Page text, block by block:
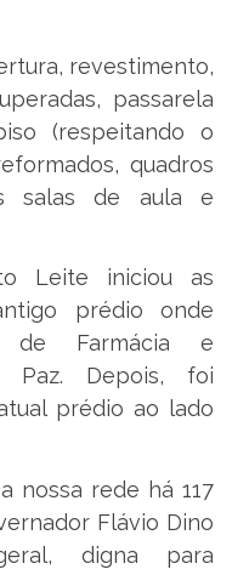
revestimento,
passarela
(respeitando o
quadros
salas de aula e
Leite iniciou as
prédio onde
de Farmácia e
Paz. Depois, foi
prédio ao lado
nossa rede há 117
Flávio Dino
digna para